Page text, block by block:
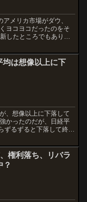
メリカ市場がダウ、
ヨコヨコだったのをそ
したところでもあり、
均は想像以上に下
、想像以上に下落して
かったのだが、日経平
ずるずると下落して終値
権利落ち、リバラ
？